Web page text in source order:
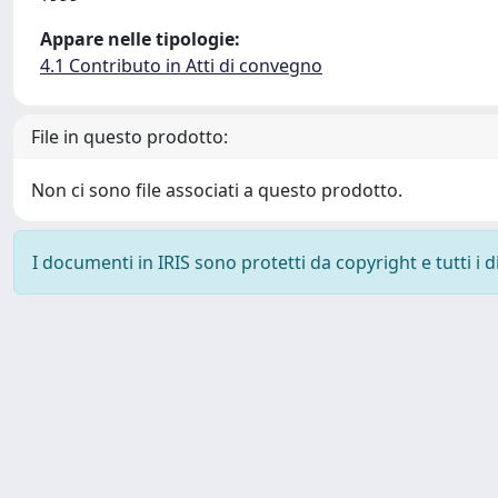
Appare nelle tipologie:
4.1 Contributo in Atti di convegno
File in questo prodotto:
Non ci sono file associati a questo prodotto.
I documenti in IRIS sono protetti da copyright e tutti i